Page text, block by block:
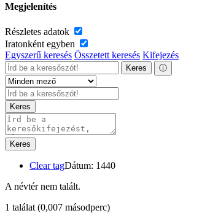
Megjelenítés
Részletes adatok
Iratonként egyben
Egyszerű keresés Összetett keresés Kifejezés
Keres ⓘ
Keres
Keres
Clear tagDátum: 1440
A névtér nem talált.
1 találat (0,007 másodperc)